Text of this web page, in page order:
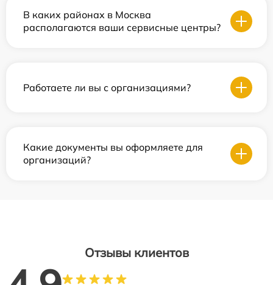
В каких районах в Москва
располагаются ваши сервисные центры?
Работаете ли вы с организациями?
Какие документы вы оформляете для
организаций?
Отзывы клиентов